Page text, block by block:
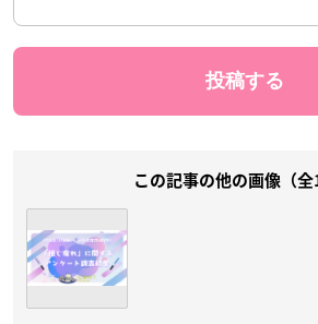
この記事の他の画像（全